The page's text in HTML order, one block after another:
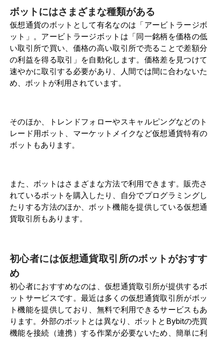
ボットにはさまざまな種類がある
仮想通貨のボットとして有名なのは「アービトラージボ
ット」。アービトラージボットは「同一銘柄を価格の低
い取引所で買い、価格の高い取引所で売ることで差額分
の利益を得る取引」を自動化します。価格差を見つけて
速やかに取引する必要があり、人間では間に合わないた
め、ボットが利用されています。
そのほか、トレンドフォローやスキャルピングなどのト
レード用ボット、マーケットメイクなど仮想通貨特有の
ボットもあります。
また、ボットはさまざまな方法で利用できます。販売さ
れているボットを購入したり、自分でプログラミングし
たりする方法のほか、ボット機能を提供している仮想通
貨取引所もあります。
初心者には仮想通貨取引所のボットがおすす
め
初心者におすすめなのは、仮想通貨取引所が提供するボ
ットサービスです。最近は多くの仮想通貨取引所がボッ
ト機能を提供しており、無料で利用できるサービスもあ
ります。外部のボットとは異なり、ボットとBybitの売買
機能を接続（連携）する作業が必要ないため、簡単に利